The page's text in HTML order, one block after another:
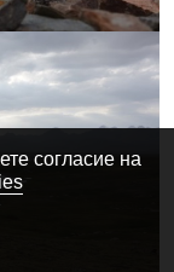
согласие на